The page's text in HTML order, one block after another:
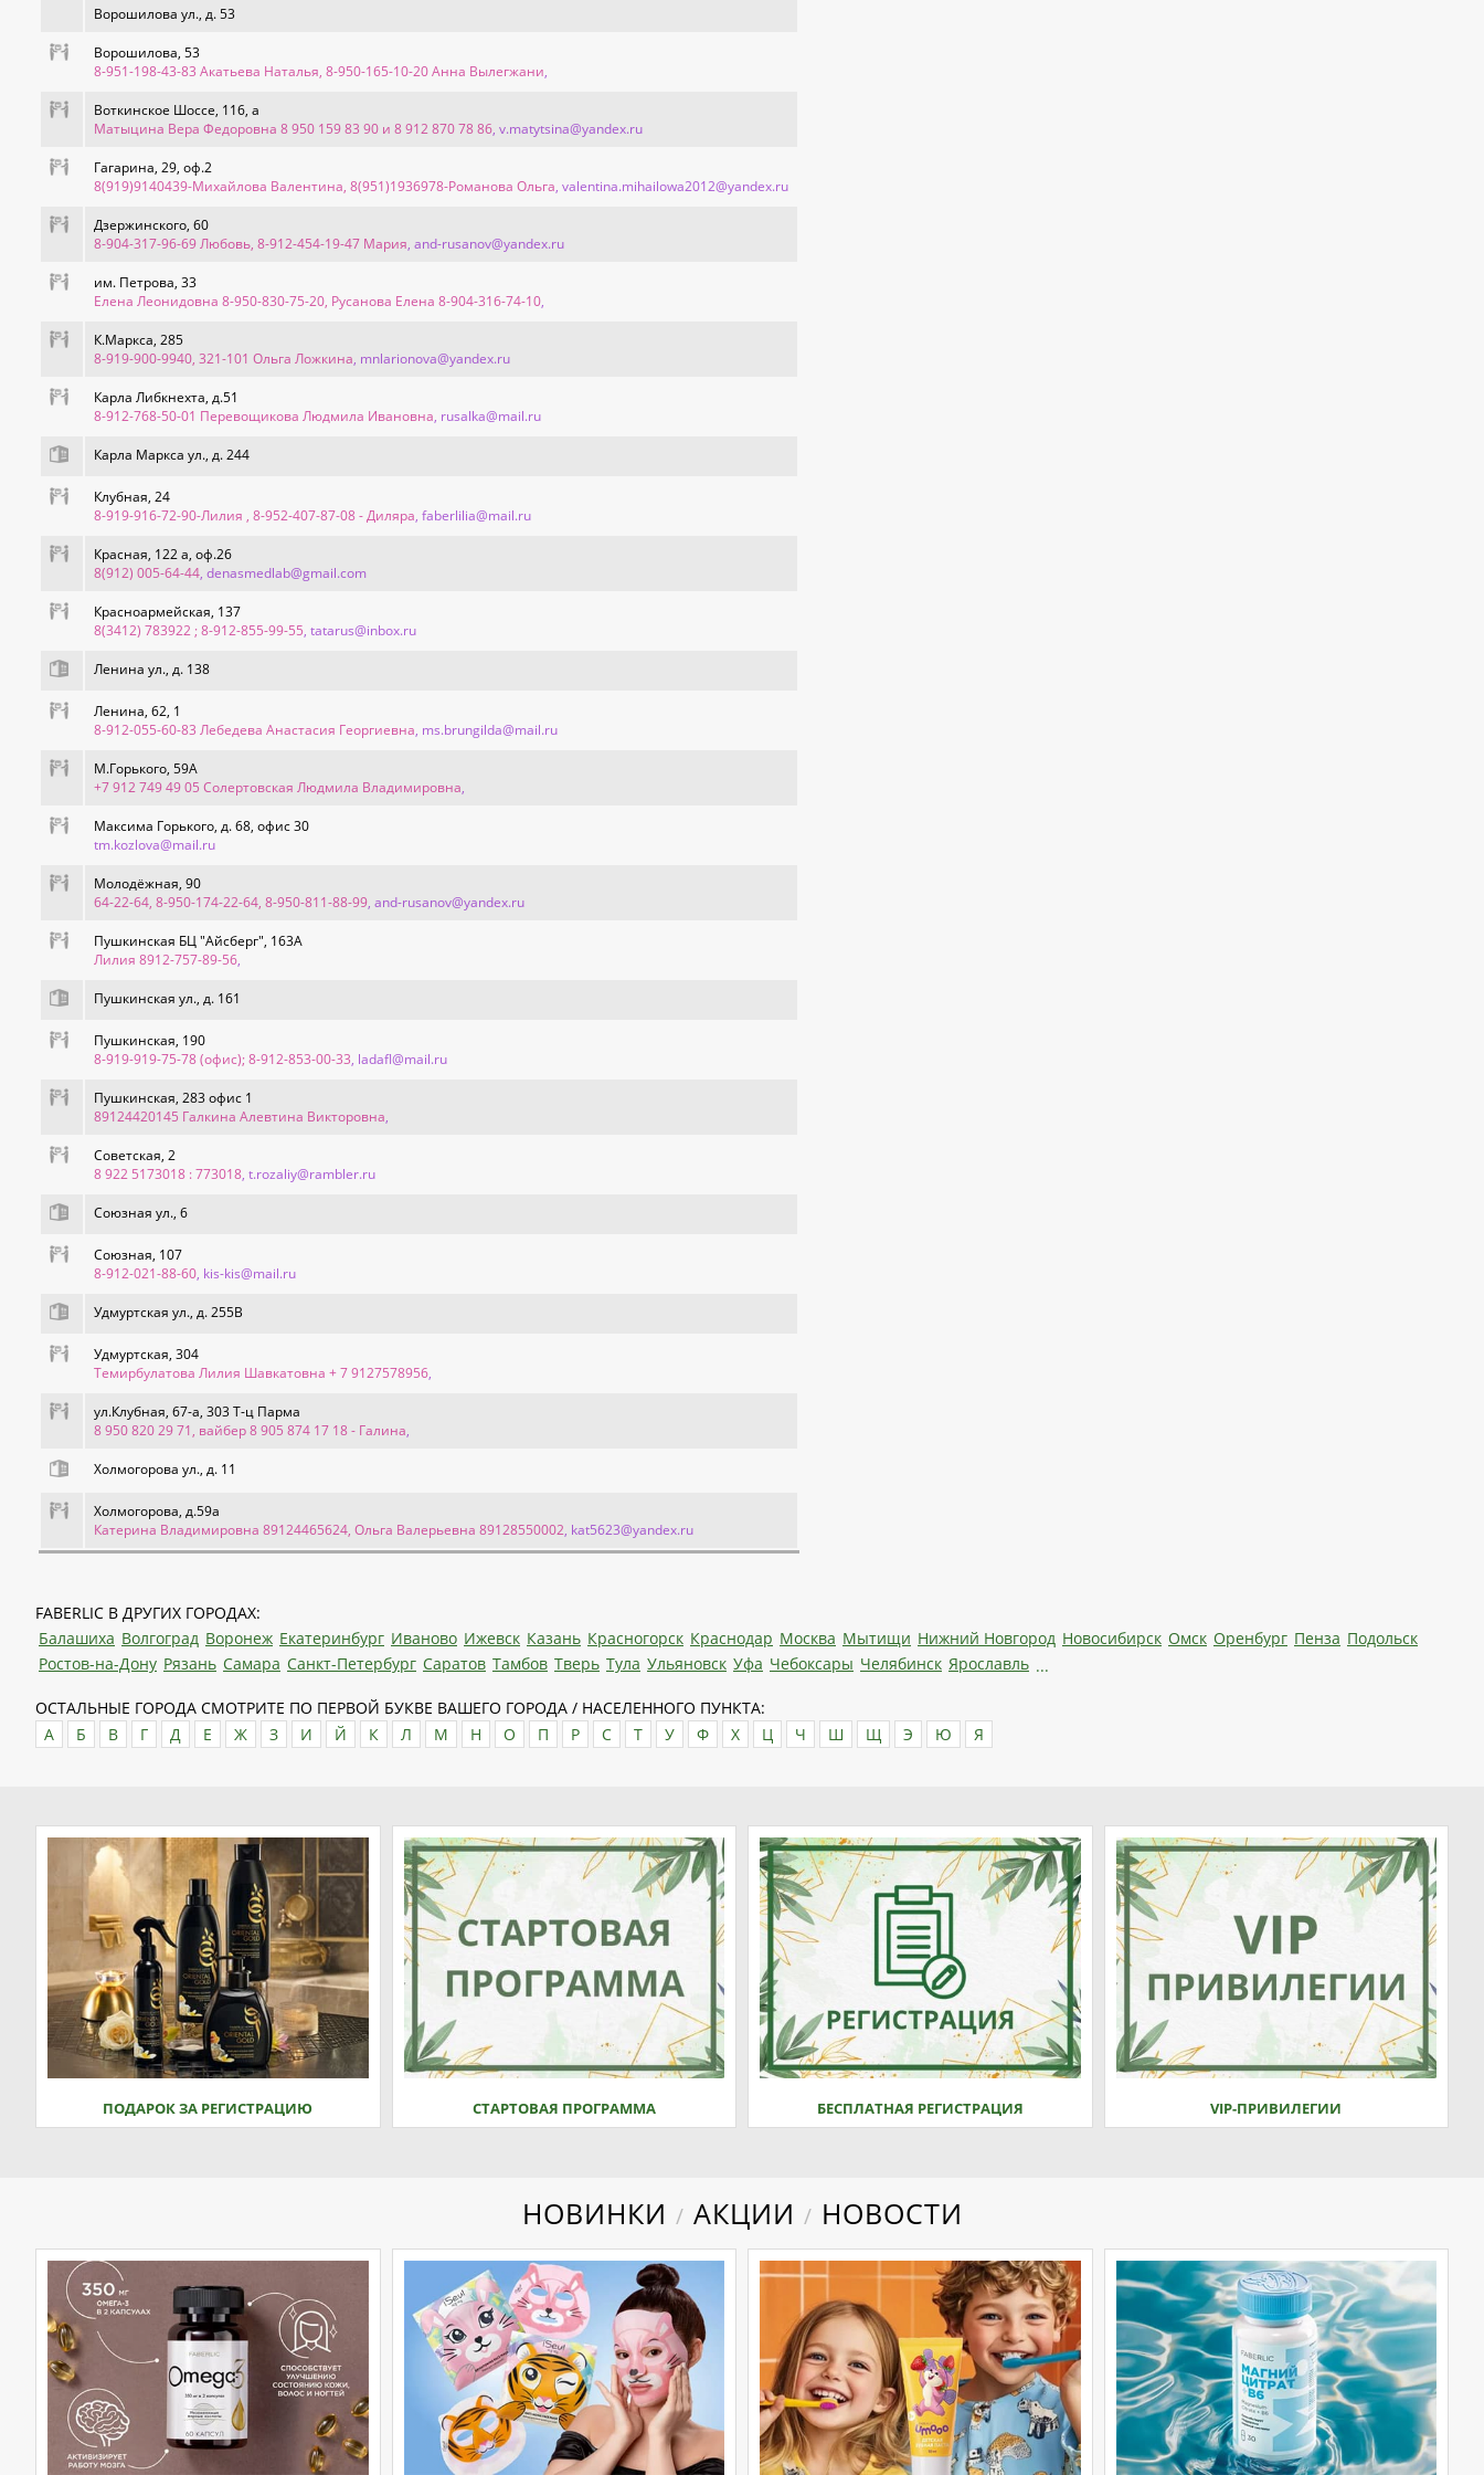
Ворошилова ул., д. 53
Ворошилова, 53
8-951-198-43-83 Акатьева Наталья, 8-950-165-10-20 Анна Вылегжани,
Воткинское Шоссе, 116, а
Матыцина Вера Федоровна 8 950 159 83 90 и 8 912 870 78 86, v.matytsina@yandex.ru
Гагарина, 29, оф.2
8(919)9140439-Михайлова Валентина, 8(951)1936978-Романова Ольга, valentina.mihailowa2012@yandex.ru
Дзержинского, 60
8-904-317-96-69 Любовь, 8-912-454-19-47 Мария, and-rusanov@yandex.ru
им. Петрова, 33
Елена Леонидовна 8-950-830-75-20, Русанова Елена 8-904-316-74-10,
К.Маркса, 285
8-919-900-9940, 321-101 Ольга Ложкина, mnlarionova@yandex.ru
Карла Либкнехта, д.51
8-912-768-50-01 Перевощикова Людмила Ивановна, rusalka@mail.ru
Карла Маркса ул., д. 244
Клубная, 24
8-919-916-72-90-Лилия , 8-952-407-87-08 - Диляра, faberlilia@mail.ru
Красная, 122 а, оф.26
8(912) 005-64-44, denasmedlab@gmail.com
Красноармейская, 137
8(3412) 783922 ; 8-912-855-99-55, tatarus@inbox.ru
Ленина ул., д. 138
Ленина, 62, 1
8-912-055-60-83 Лебедева Анастасия Георгиевна, ms.brungilda@mail.ru
М.Горького, 59А
+7 912 749 49 05 Солертовская Людмила Владимировна,
Максима Горького, д. 68, офис 30
tm.kozlova@mail.ru
Молодёжная, 90
64-22-64, 8-950-174-22-64, 8-950-811-88-99, and-rusanov@yandex.ru
Пушкинская БЦ "Айсберг", 163А
Лилия 8912-757-89-56,
Пушкинская ул., д. 161
Пушкинская, 190
8-919-919-75-78 (офис); 8-912-853-00-33, ladafl@mail.ru
Пушкинская, 283 офис 1
89124420145 Галкина Алевтина Викторовна,
Советская, 2
8 922 5173018 : 773018, t.rozaliy@rambler.ru
Союзная ул., 6
Союзная, 107
8-912-021-88-60, kis-kis@mail.ru
Удмуртская ул., д. 255В
Удмуртская, 304
Темирбулатова Лилия Шавкатовна + 7 9127578956,
ул.Клубная, 67-а, 303 Т-ц Парма
8 950 820 29 71, вайбер 8 905 874 17 18 - Галина,
Холмогорова ул., д. 11
Холмогорова, д.59а
Катерина Владимировна 89124465624, Ольга Валерьевна 89128550002, kat5623@yandex.ru
FABERLIC В ДРУГИХ ГОРОДАХ:
Балашиха Волгоград Воронеж Екатеринбург Иваново Ижевск Казань Красногорск Краснодар Москва Мытищи Нижний Новгород Новосибирск Омск Оренбург Пенза Подольск
Ростов-на-Дону Рязань Самара Санкт-Петербург Саратов Тамбов Тверь Тула Ульяновск Уфа Чебоксары Челябинск Ярославль ...
ОСТАЛЬНЫЕ ГОРОДА СМОТРИТЕ ПО ПЕРВОЙ БУКВЕ ВАШЕГО ГОРОДА / НАСЕЛЕННОГО ПУНКТА:
А
Б В Г Д Е Ж З И Й К Л М Н О П Р С Т У Ф Х Ц Ч Ш Щ Э Ю Я
ПОДАРОК ЗА РЕГИСТРАЦИЮ СТАРТОВАЯ ПРОГРАММА БЕСПЛАТНАЯ РЕГИСТРАЦИЯ VIP-ПРИВИЛЕГИИ
НОВИНКИ / АКЦИИ / НОВОСТИ